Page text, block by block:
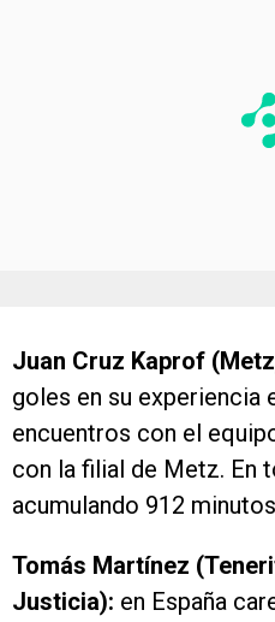
Juan Cruz Kaprof
goles en su experiencia
encuentros con el
con la filial de Metz. En
acumulando 912
Tomás Martínez
Justicia): en España